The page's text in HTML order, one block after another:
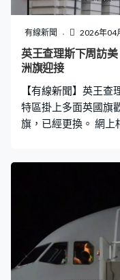
有線新聞 2026年04
英王查理斯下周訪
洲旗迎接
【有線新聞】英王
特區掛上多面英國旗
旗，已經更換。 網上
紀念美國獨立250周
會演說等，亦會到訪
理斯三世磋商伊朗局
稅等。